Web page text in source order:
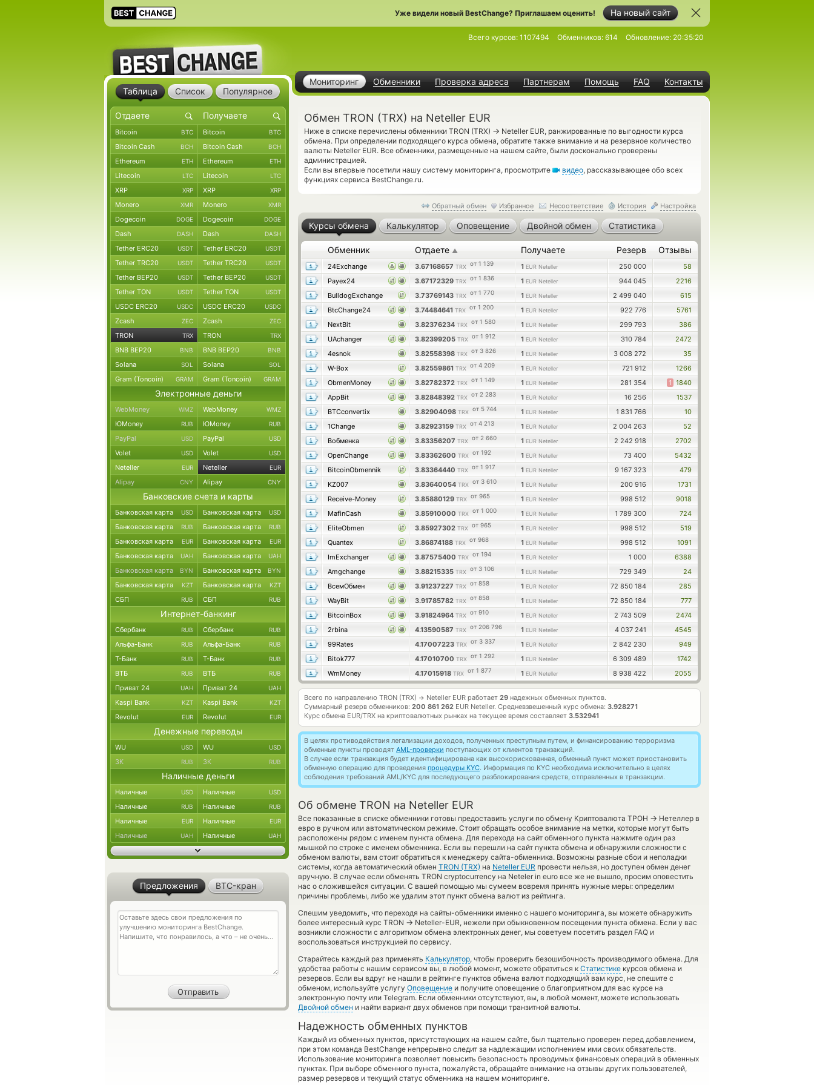
На новый сайт
Уже видели новый BestChange? Приглашаем оценить!
Мониторинг Обменники Проверка адреса Партнерам Помощь FAQ Контакты
Всего курсов: 1107494 Обменников: 614 Обновление: 20:35:20
Обмен TRON (TRX) на Neteller EUR
Ниже в списке перечислены обменники TRON (TRX) → Neteller EUR, ранжированные по выгодности курса
обмена. При определении подходящего курса обмена, обратите также внимание и на резервное количество
валюты Neteller EUR. Все обменники, размещенные на нашем сайте, были досконально проверены
администрацией.
Если вы впервые посетили нашу систему мониторинга, просмотрите
видео, рассказывающее обо всех
функциях сервиса BestChange.ru.
Обратный обмен Избранное Несоответствие История Настройка
Курсы обмена Калькулятор Оповещение Двойной обмен Статистика
Обменник Отдаете ▲ Получаете Резерв Отзывы
24Exchange 3.67168657 TRX от 1 139 1 EUR Neteller 250 000
58
Payex24
3.67172329 TRX от 1 836 1 EUR Neteller 944 045
2216
BulldogExchange
3.73769143 TRX от 1 770 1 EUR Neteller 2 499 040
615
BtcChange24
3.74484641 TRX от 1 200 1 EUR Neteller 922 776
5761
NextBit
3.82376234 TRX от 1 580 1 EUR Neteller 299 793
386
UAchanger
3.82399205 TRX от 1 912 1 EUR Neteller 310 784
2472
4esnok
3.82558398 TRX от 3 826 1 EUR Neteller 3 008 272
35
W-Box
3.82559861 TRX от 4 209 1 EUR Neteller 721 912
1266
ObmenMoney
3.82782372 TRX от 1 149 1 EUR Neteller 281 354 1 1840
AppBit
3.82848392 TRX от 2 283 1 EUR Neteller 16 256
1537
BTCconvertix
3.82904098 TRX от 5 744 1 EUR Neteller 1 831 766
10
1Change
3.82923159 TRX от 4 213 1 EUR Neteller 2 004 263
52
Вобменка
3.83356207 TRX от 2 660 1 EUR Neteller 2 242 918
2702
OpenChange
3.83362600 TRX от 192 1 EUR Neteller 73 400
5432
BitcoinObmennik
3.83364440 TRX от 1 917 1 EUR Neteller 9 167 323
479
KZ007
3.83640054 TRX от 3 610 1 EUR Neteller 200 916
1731
Receive-Money
3.85880129 TRX от 965 1 EUR Neteller 998 512
9018
MafinCash
3.85910000 TRX от 1 000 1 EUR Neteller 1 789 300
724
EliteObmen
3.85927302 TRX от 965 1 EUR Neteller 998 512
519
Quantex
3.86874188 TRX от 968 1 EUR Neteller 998 512
1091
ImExchanger
3.87575400 TRX от 194 1 EUR Neteller 1 000
6388
Amgchange
3.88215335 TRX от 3 106 1 EUR Neteller 729 349
24
ВсемОбмен
3.91237227 TRX от 858 1 EUR Neteller 72 850 184
285
WayBit
3.91785782 TRX от 858 1 EUR Neteller 72 850 184
777
BitcoinBox
3.91824964 TRX от 910 1 EUR Neteller 2 743 509
2474
2rbina
4.13590587 TRX от 206 796 1 EUR Neteller 4 037 241
4545
99Rates
4.17007223 TRX от 3 337 1 EUR Neteller 2 842 230
949
Bitok777
4.17010700 TRX от 1 292 1 EUR Neteller 6 309 489
1742
WmMoney
4.17015918 TRX от 1 877 1 EUR Neteller 8 938 422 2055
Всего по направлению TRON (TRX) → Neteller EUR работает 29 надежных обменных пунктов.
Суммарный резерв обменников: 200 861 262 EUR Neteller. Средневзвешенный курс обмена: 3.928271
Курс обмена EUR/TRX на криптовалютных рынках на текущее время составляет 3.532941
В целях противодействия легализации доходов, полученных преступным путем, и финансированию терроризма
обменные пункты проводят AML-проверки поступающих от клиентов транзакций.
В случае если транзакция будет идентифицирована как высокорискованная, обменный пункт может приостановить
обменную операцию для проведения процедуры KYC. Информация по KYC необходима исключительно в целях
соблюдения требований AML/KYC для последующего разблокирования средств, отправленных в транзакции.
Об обмене TRON на Neteller EUR
Все показанные в списке обменники готовы предоставить услуги по обмену Криптовалюта ТРОН → Нетеллер в
евро в ручном или автоматическом режиме. Стоит обращать особое внимание на метки, которые могут быть
расположены рядом с именем пункта обмена. Для перехода на сайт обменного пункта нажмите один раз
мышкой по строке с именем обменника. Если вы перешли на сайт пункта обмена и обнаружили сложности с
обменом валюты, вам стоит обратиться к менеджеру сайта-обменника. Возможны разные сбои и неполадки
системы, когда автоматический обмен TRON (TRX) на Neteller EUR провести нельзя, но доступен обмен денег
вручную. В случае если обменять TRON cryptocurrency на Neteler in euro все же не вышло, просим оповестить
нас о сложившейся ситуации. С вашей помощью мы сумеем вовремя принять нужные меры: определим
причины проблемы, либо же удалим этот пункт обмена валют из рейтинга.
Спешим уведомить, что переходя на сайты-обменники именно с нашего мониторинга, вы можете обнаружить
более интересный курс TRON → Neteller-EUR, нежели при обыкновенном посещении пункта обмена. Если у вас
возникли сложности с алгоритмом обмена электронных денег, мы советуем посетить раздел FAQ и
воспользоваться инструкцией по сервису.
Старайтесь каждый раз применять Калькулятор, чтобы проверить безошибочность производимого обмена. Для
удобства работы с нашим сервисом вы, в любой момент, можете обратиться к Статистике курсов обмена и
резервов. Если вы вдруг не нашли в рейтинге пунктов обмена валют подходящий вам курс, не спешите с
обменом, используйте услугу Оповещение и получите оповещение о благоприятном для вас курсе на
электронную почту или Telegram. Если обменники отсутствуют, вы, в любой момент, можете использовать
Двойной обмен и найти вариант двух обменов при помощи транзитной валюты.
Надежность обменных пунктов
Каждый из обменных пунктов, присутствующих на нашем сайте, был тщательно проверен перед добавлением,
при этом команда BestChange непрерывно следит за надлежащим исполнением ими своих обязательств.
Использование мониторинга позволяет повысить безопасность проводимых финансовых операций в обменных
пунктах. При выборе обменного пункта, пожалуйста, обращайте внимание на отзывы других пользователей,
размер резервов и текущий статус обменника на нашем мониторинге.
Таблица Список Популярное
Bitcoin BTC Bitcoin BTC
Bitcoin Cash BCH Bitcoin Cash BCH
Ethereum ETH Ethereum ETH
Litecoin LTC Litecoin LTC
XRP XRP XRP XRP
Monero XMR Monero XMR
Dogecoin DOGE Dogecoin DOGE
Dash DASH Dash DASH
Tether ERC20 USDT Tether ERC20 USDT
Tether TRC20 USDT Tether TRC20 USDT
Tether BEP20 USDT Tether BEP20 USDT
Tether TON USDT Tether TON USDT
USDC ERC20 USDC USDC ERC20 USDC
Zcash ZEC Zcash ZEC
TRON TRX TRON TRX
BNB BEP20 BNB BNB BEP20 BNB
Solana SOL Solana SOL
Gram (Toncoin) GRAM Gram (Toncoin) GRAM
Электронные деньги
WebMoney WMZ WebMoney WMZ
ЮMoney RUB ЮMoney RUB
PayPal USD PayPal USD
Volet USD Volet USD
Neteller EUR Neteller EUR
Alipay CNY Alipay CNY
Банковские счета и карты
Банковская карта USD Банковская карта USD
Банковская карта RUB Банковская карта RUB
Банковская карта EUR Банковская карта EUR
Банковская карта UAH Банковская карта UAH
Банковская карта BYN Банковская карта BYN
Банковская карта KZT Банковская карта KZT
СБП RUB СБП RUB
Интернет-банкинг
Сбербанк RUB Сбербанк RUB
Альфа-Банк RUB Альфа-Банк RUB
Т-Банк RUB Т-Банк RUB
ВТБ RUB ВТБ RUB
Приват 24 UAH Приват 24 UAH
Kaspi Bank KZT Kaspi Bank KZT
Revolut EUR Revolut EUR
Денежные переводы
WU USD WU USD
ЗК RUB ЗК RUB
Наличные деньги
Наличные USD Наличные USD
Наличные RUB Наличные RUB
Наличные EUR Наличные EUR
Наличные UAH Наличные UAH
Предложения BTC-кран